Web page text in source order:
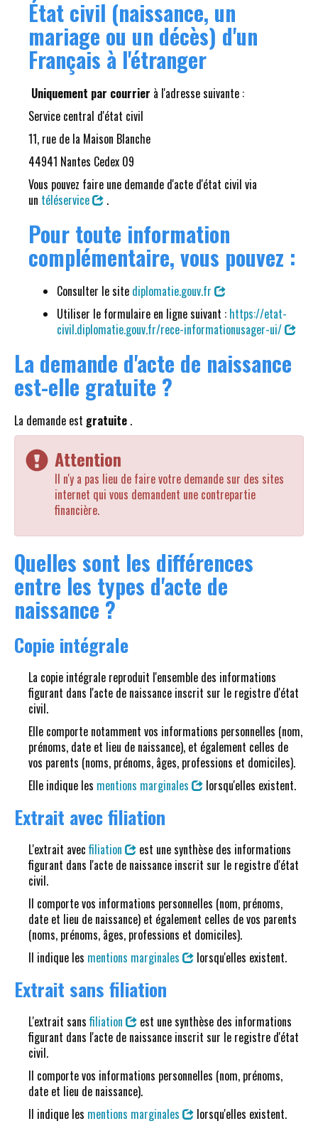
État civil (naissance, un
mariage ou un décès) d'un
Français à l'étranger
Uniquement par courrier à l'adresse suivante :
Service central d'état civil
11, rue de la Maison Blanche
44941 Nantes Cedex 09
Vous pouvez faire une demande d'acte d'état civil via
un téléservice .
Pour toute information
complémentaire, vous pouvez :
Consulter le site diplomatie.gouv.fr
Utiliser le formulaire en ligne suivant : https://etat-
civil.diplomatie.gouv.fr/rece-informationusager-ui/
La demande d'acte de naissance
est-elle gratuite ?
La demande est gratuite .
Attention
Il n'y a pas lieu de faire votre demande sur des sites
internet qui vous demandent une contrepartie
financière.
Quelles sont les différences
entre les types d'acte de
naissance ?
Copie intégrale
La copie intégrale reproduit l'ensemble des informations
figurant dans l'acte de naissance inscrit sur le registre d'état
civil.
Elle comporte notamment vos informations personnelles (nom,
prénoms, date et lieu de naissance), et également celles de
vos parents (noms, prénoms, âges, professions et domiciles).
Elle indique les mentions marginales lorsqu'elles existent.
Extrait avec filiation
L'extrait avecfiliation
est une synthèse des informations
figurant dans l'acte de naissance inscrit sur le registre d'état
civil.
Il comporte vos informations personnelles (nom, prénoms,
date et lieu de naissance) et également celles de vos parents
(noms, prénoms, âges, professions et domiciles).
Il indique les mentions marginales lorsqu'elles existent.
Extrait sans filiation
L'extrait sansfiliation
est une synthèse des informations
figurant dans l'acte de naissance inscrit sur le registre d'état
civil.
Il comporte vos informations personnelles (nom, prénoms,
date et lieu de naissance).
Il indique les mentions marginales lorsqu'elles existent.